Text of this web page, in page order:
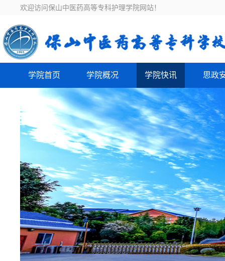
欢迎访问保山中医药高等专科护理学院网站！
学院首页 学院概况 学院快讯 思政